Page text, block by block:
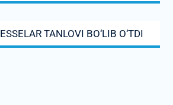
post:
ESSELAR TANLOVI BO‘LIB O‘TDI